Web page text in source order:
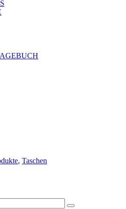
, Taschen